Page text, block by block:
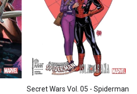
Secret Wars Vol. 05 - Spiderman